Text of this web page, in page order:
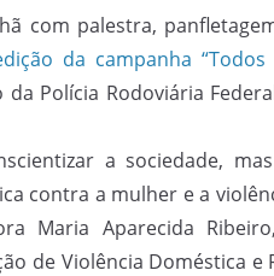
com palestra,
da campanha “Todos
Polícia Rodoviária
a sociedade,
contra a mulher e a
Maria Aparecida
de Violência Doméstica